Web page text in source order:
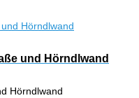
und Hörndlwand
Hörndlwand